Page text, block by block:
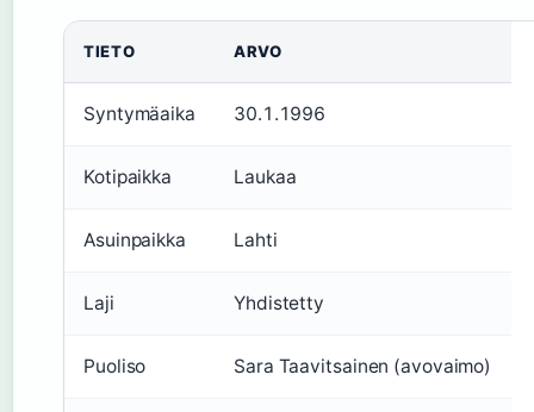
TIETO ARVO
Syntymäaika 30.1.1996
Kotipaikka Laukaa
Asuinpaikka Lahti
Laji Yhdistetty
Puoliso Sara Taavitsainen (avovaimo)